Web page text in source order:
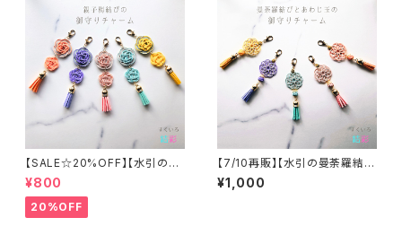
【SALE☆20%OFF】【水引の親
子梅結びの御守りチャーム②】
全５色
¥800
20%OFF
【7/10再販】【水引の曼荼羅結び
とあわじ玉の御守りチャーム②】
全５色
¥1,000